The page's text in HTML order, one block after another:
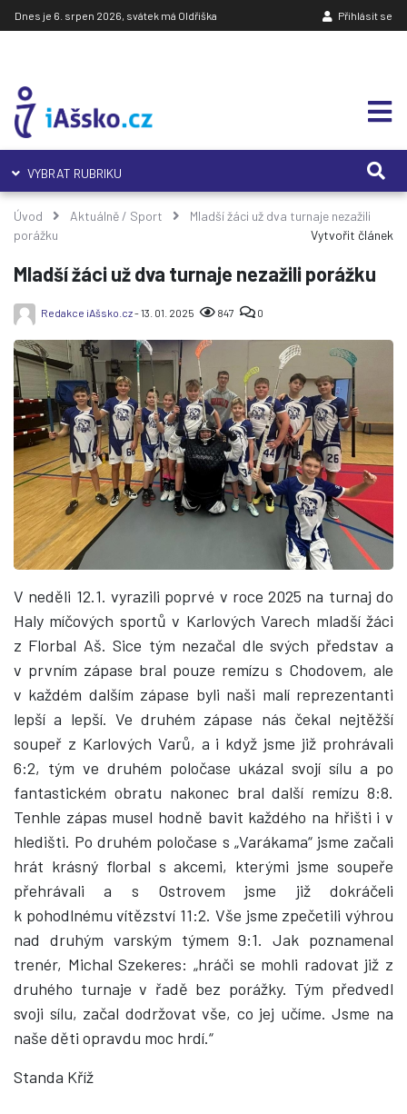
Dnes je 6. srpen 2026, svátek má Oldřiška Přihlásit se
VYBRAT RUBRIKU
Úvod Aktuálně / Sport
Mladší žáci už dva turnaje nezažili
porážku
Vytvořit článek
Mladší žáci už dva turnaje nezažili porážku
Redakce iAšsko.cz- 13. 01. 2025 847 0
V neděli 12.1. vyrazili poprvé v roce 2025 na turnaj do
Haly míčových sportů v Karlových Varech mladší žáci
z Florbal Aš. Sice tým nezačal dle svých představ a
v prvním zápase bral pouze remízu s Chodovem, ale
v každém dalším zápase byli naši malí reprezentanti
lepší a lepší. Ve druhém zápase nás čekal nejtěžší
soupeř z Karlových Varů, a i když jsme již prohrávali
6:2, tým ve druhém poločase ukázal svojí sílu a po
fantastickém obratu nakonec bral další remízu 8:8.
Tenhle zápas musel hodně bavit každého na hřišti i v
hledišti. Po druhém poločase s „Varákama“ jsme začali
hrát krásný florbal s akcemi, kterými jsme soupeře
přehrávali a s Ostrovem jsme již dokráčeli
k pohodlnému vítězství 11:2. Vše jsme zpečetili výhrou
nad druhým varským týmem 9:1. Jak poznamenal
trenér, Michal Szekeres: „hráči se mohli radovat již z
druhého turnaje v řadě bez porážky. Tým předvedl
svoji sílu, začal dodržovat vše, co jej učíme. Jsme na
naše děti opravdu moc hrdí.“
Standa Kříž